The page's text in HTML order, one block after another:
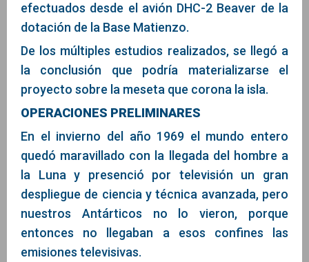
efectuados desde el avión DHC-2 Beaver de la
dotación de la Base Matienzo.
De los múltiples estudios realizados, se llegó a
la conclusión que podría materializarse el
proyecto sobre la meseta que corona la isla.
OPERACIONES PRELIMINARES
En el invierno del año 1969 el mundo entero
quedó maravillado con la llegada del hombre a
la Luna y presenció por televisión un gran
despliegue de ciencia y técnica avanzada, pero
nuestros Antárticos no lo vieron, porque
entonces no llegaban a esos confines las
emisiones televisivas.